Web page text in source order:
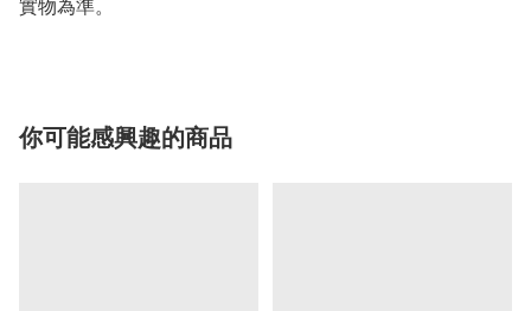
實物為準。
你可能感興趣的商品